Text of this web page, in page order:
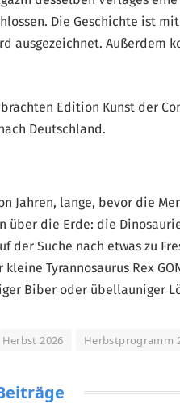
Die Geschichte ist
ausgezeichnet. Außerdem
Edition Kunst der
Deutschland.
Jahren, lange, bevor die
über die Erde: die
der Suche nach etwas zu
Tyrannosaurus Rex
Biber oder übellauniger
Herbst 2026 Herbstprogramm